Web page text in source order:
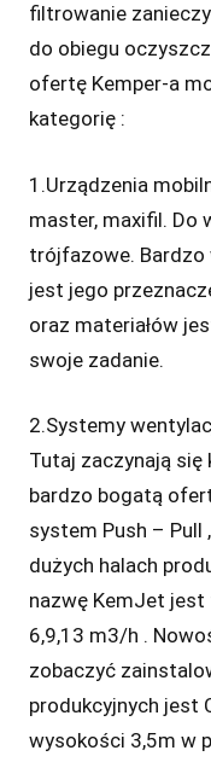
filtrowanie
do obiegu
ofertę Kemper-a
kategorię :
1.Urządzenia
master, maxifil. Do
trójfazowe. Bardzo
jest jego
oraz materiałów
swoje zadanie.
2.Systemy
Tutaj zaczynają się
bardzo bogatą
system Push – Pull
dużych halach
nazwę KemJet
6,9,13 m3/h .
zobaczyć
produkcyjnych jest
wysokości 3,5m w